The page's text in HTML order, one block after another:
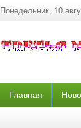
Понедельник, 10
Главная